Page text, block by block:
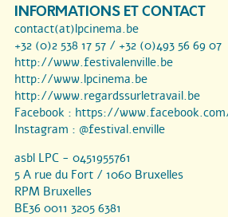
INFORMATIONS ET CONTACT
contact(at)lpcinema.be
+32 (0)2 538 17 57 / +32 (0)493 56 69 07
http://www.festivalenville.be
http://www.lpcinema.be
http://www.regardssurletravail.be
Facebook : https://
Instagram : @festival.enville
asbl LPC - 0451955761
5 A rue du Fort / 1060 Bruxelles
RPM Bruxelles
BE36 0011 3205 6381